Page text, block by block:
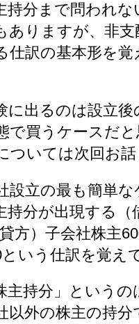
持分まで問われな
ありますが、非支
仕訳の基本形を覚
に出るのは設立後
で買うケースだ
ついては次回お話
設立の最も簡単な
持分が出現する（
方）子会社株主
いう仕訳を覚え
主持分」という
以外の株主の持分